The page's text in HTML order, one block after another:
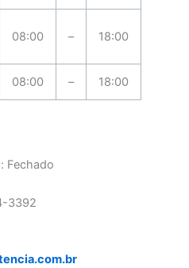
08:00 – 18:00
08:00 – 18:00
Fechado
3392